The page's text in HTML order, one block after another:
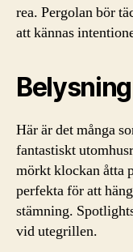
rea. Pergolan bör
att kännas
Här är det många
fantastiskt
mörkt klockan åtta
perfekta för att
stämning.
vid utegrillen.